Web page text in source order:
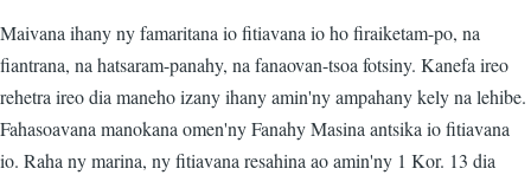
Maivana ihany ny famaritana io fitiavana io ho firaiketam-po, na
fiantrana, na hatsaram-panahy, na fanaovan-tsoa fotsiny. Kanefa ireo
rehetra ireo dia maneho izany ihany amin'ny ampahany kely na lehibe.
Fahasoavana manokana omen'ny Fanahy Masina antsika io fitiavana
io. Raha ny marina, ny fitiavana resahina ao amin'ny 1 Kor. 13 dia